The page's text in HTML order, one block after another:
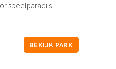
speelparadijs
BEKIJK PARK